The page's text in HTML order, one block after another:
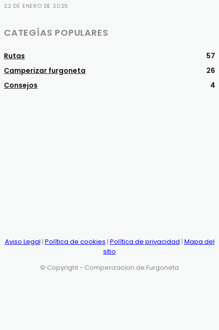
22 DE ENERO DE 2025
CATEGÍAS POPULARES
Rutas
57
Camperizar furgoneta
26
Consejos
4
Aviso Legal | Política de cookies | Política de privacidad | Mapa del
sitio
© Copyright - Comperizacion de Furgoneta